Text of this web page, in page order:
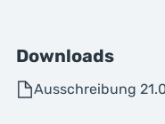
Downloads
Ausschreibung